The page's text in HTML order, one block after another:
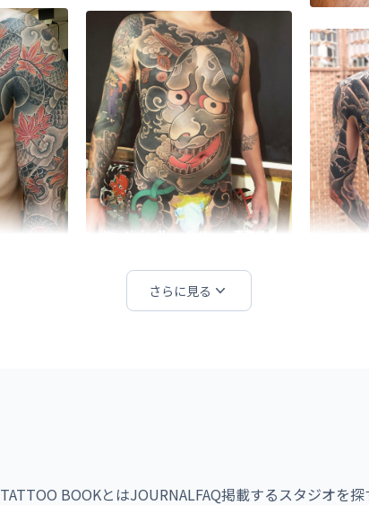
shootin’gallery tattoo・青森県
さらに見る
TATTOO BOOKとはJOURNALFAQ掲載するスタジオを探